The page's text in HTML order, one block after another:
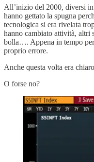
All’inizio del 2000, diversi
hanno gettato la spugna
tecnologica si era rivelata
hanno cambiato attività, altri
bolla…. Appena in tempo
proprio errore.
Anche questa volta era
O forse no?